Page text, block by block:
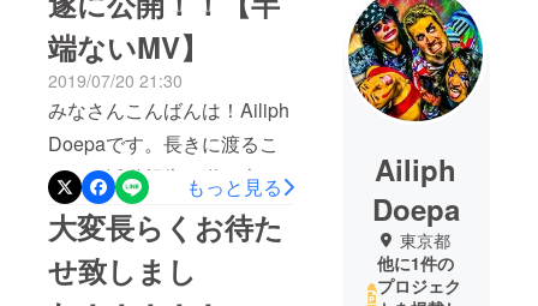
端ないMV】
2019/07/20 21:30
みなさんこんばんは！Ailiph
Doepaです。長きに渡るこ
ちらの活動報告も遂に本日
最終回を迎えることになり
ました。去年末に開催した
クラウドファンディングは
もっと見る
大変長らくお待た
せ致しまし
Ailiph
Doepa
東京都
他に1件の
プロジェク